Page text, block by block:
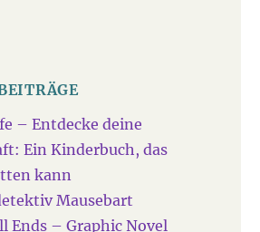
– Entdecke deine
Ein Kinderbuch, das
kann
Mausebart
Ends – Graphic Novel